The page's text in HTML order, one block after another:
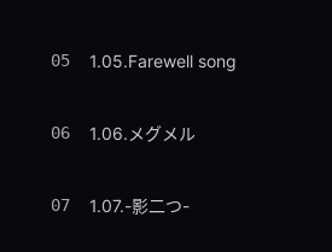
05 1.05.Farewell song
06 1.06.メグメル
07 1.07.-影二つ-